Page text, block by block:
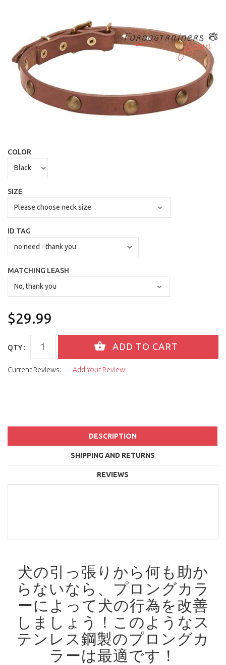
COLOR
SIZE
ID TAG
MATCHING LEASH
$29.99
QTY :
Current Reviews: Add Your Review
DESCRIPTION
SHIPPING AND RETURNS
REVIEWS
犬の引っ張りから何も助か
らないなら、プロングカラ
ーによって犬の行為を改善
しましょう！ このようなス
テンレス鋼製のプロングカ
ラーは最適です！